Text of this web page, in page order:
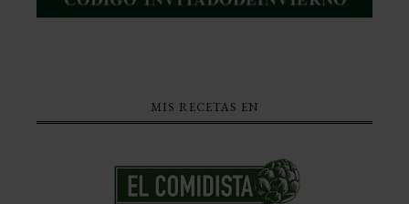
MIS RECETAS EN